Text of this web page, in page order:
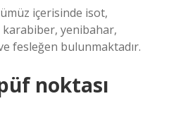
içerisinde isot,
yenibahar,
fesleğen bulunmaktadır.
noktası